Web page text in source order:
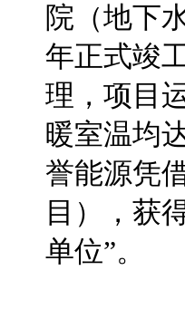
院（地下
年正式竣
理，项目
暖室温均
誉能源凭
目），获
单位”。